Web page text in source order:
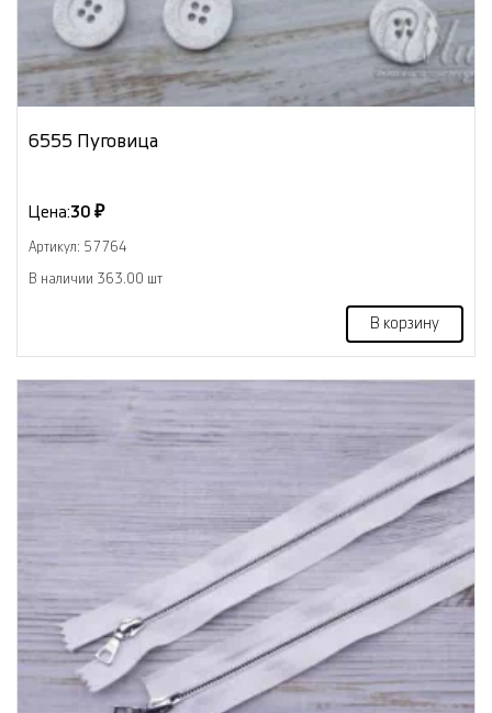
6555 Пуговица
Цена:30 ₽
Артикул: 57764
В наличии 363.00 шт
В корзину